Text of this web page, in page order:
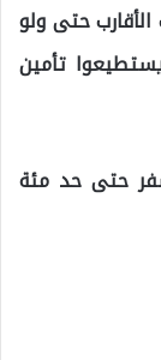
حتى ولو
تأمين
حتى حد مئة